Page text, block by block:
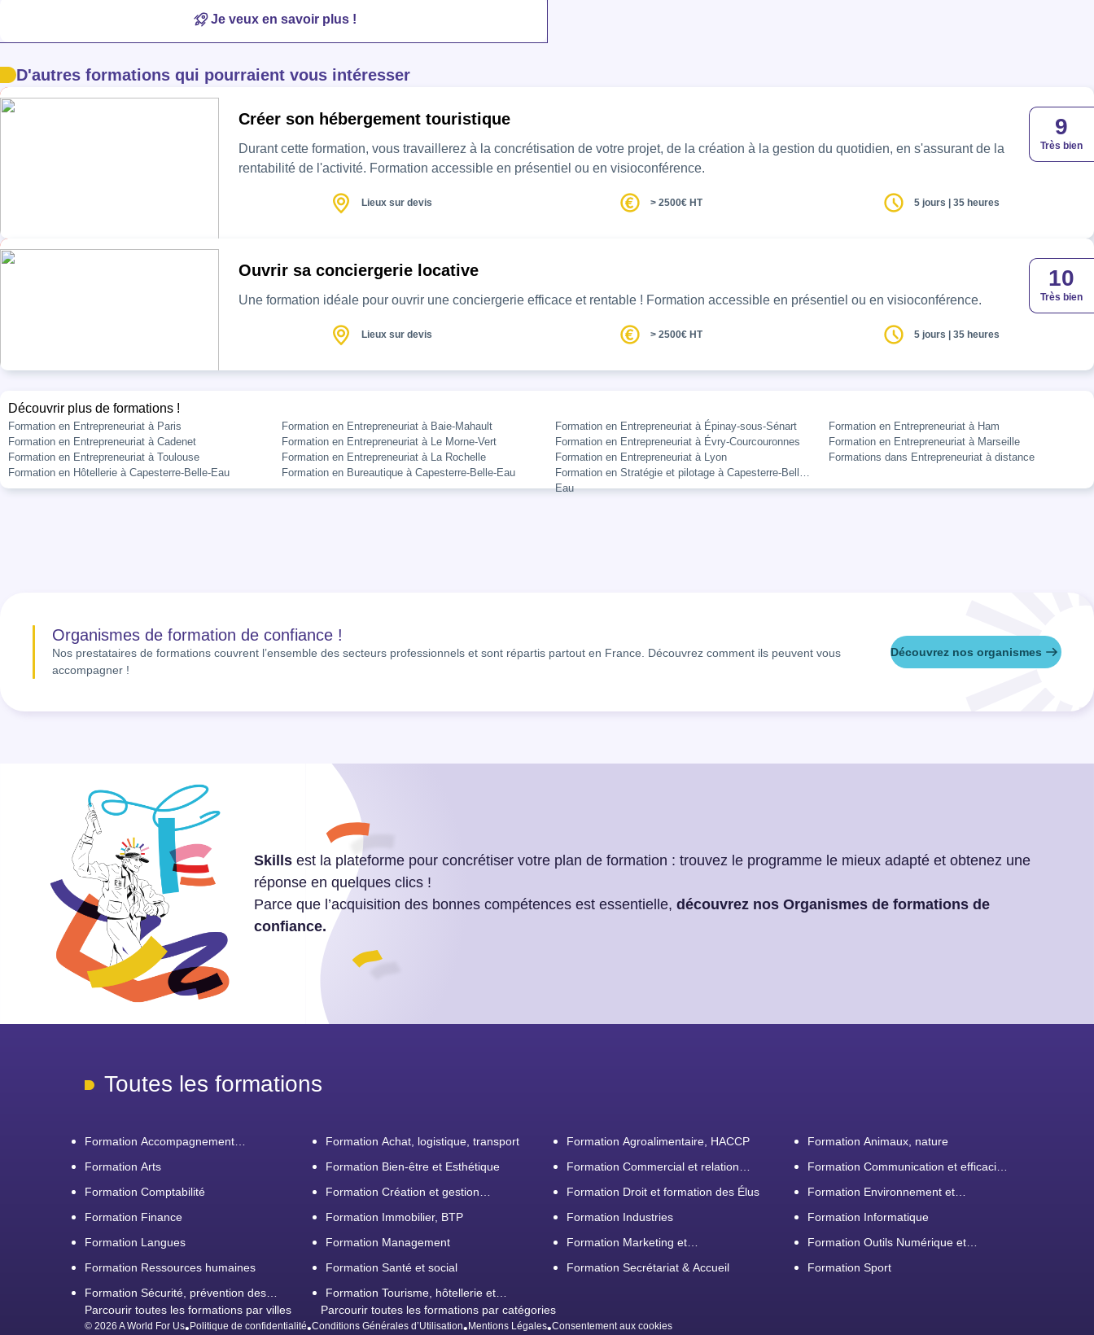
Je veux en savoir plus !
D'autres formations qui pourraient vous intéresser
Créer son hébergement touristique
Durant cette formation, vous travaillerez à la concrétisation de votre projet, de la création à la gestion du quotidien, en s'assurant de la
rentabilité de l'activité. Formation accessible en présentiel ou en visioconférence.
9
Très bien
Lieux sur devis > 2500€ HT 5 jours | 35 heures
Ouvrir sa conciergerie locative
Une formation idéale pour ouvrir une conciergerie efficace et rentable ! Formation accessible en présentiel ou en visioconférence.
10
Très bien
Lieux sur devis > 2500€ HT 5 jours | 35 heures
Découvrir plus de formations !
Formation en Entrepreneuriat à Paris Formation en Entrepreneuriat à Baie-Mahault Formation en Entrepreneuriat à Épinay-sous-Sénart
Formation en Entrepreneuriat à Ham
Formation en Entrepreneuriat à Cadenet
Formation en Entrepreneuriat à Le Morne-Vert Formation en Entrepreneuriat à Évry-Courcouronnes
Formation en Entrepreneuriat à Marseille
Formation en Entrepreneuriat à Toulouse
Formation en Entrepreneuriat à La Rochelle Formation en Entrepreneuriat à Lyon
Formations dans Entrepreneuriat à distance
Formation en Hôtellerie à Capesterre-Belle-Eau
Formation en Bureautique à Capesterre-Belle-Eau
Formation en Stratégie et pilotage à Capesterre-Belle-
Eau
Organismes de formation de confiance !
Nos prestataires de formations couvrent l’ensemble des secteurs professionnels et sont répartis partout en France. Découvrez comment ils peuvent vous
accompagner !
Découvrez nos organismes
Skills est la plateforme pour concrétiser votre plan de formation : trouvez le programme le mieux adapté et obtenez une
réponse en quelques clics !
Parce que l’acquisition des bonnes compétences est essentielle, découvrez nos Organismes de formations de
confiance.
Toutes les formations
Formation Accompagnement
Formation Achat, logistique, transport Formation Agroalimentaire, HACCP
Formation Animaux, nature
Formation Arts
Formation Bien-être et Esthétique
Formation Commercial et relation
Formation Communication et efficacité
Formation Comptabilité
Formation Création et gestion
Formation Droit et formation des Élus
Formation Environnement et
Formation Finance Formation Immobilier, BTP Formation Industries
Formation Informatique
Formation Langues
Formation Management
Formation Marketing et
Formation Outils Numérique et
Formation Ressources humaines Formation Santé et social Formation Secrétariat & Accueil
Formation Sport
Formation Sécurité, prévention des
risques et qualité
Formation Tourisme, hôtellerie et
restauration
Parcourir toutes les formations par villes Parcourir toutes les formations par catégories
© 2026 A World For Us• Politique de confidentialité•Conditions Générales d’Utilisation• Mentions Légales•Consentement aux cookies